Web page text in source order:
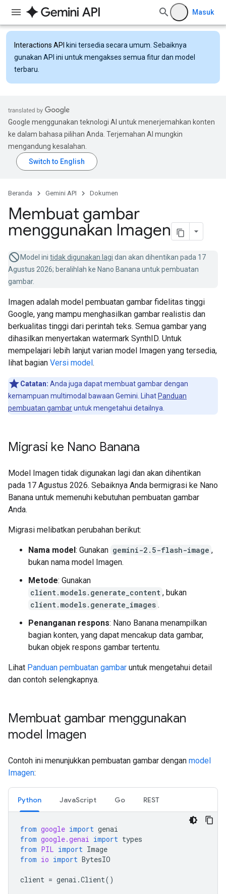
Masuk
Interactions API kini tersedia secara umum. Sebaiknya
gunakan API ini untuk mengakses semua fitur dan model
terbaru.
Google menggunakan teknologi AI untuk menerjemahkan konten
ke dalam bahasa pilihan Anda. Terjemahan AI mungkin
mengandung kesalahan.
Beranda Gemini API Dokumen
Membuat gambar
menggunakan Imagen
Model ini tidak digunakan lagi dan akan dihentikan pada 17
Agustus 2026; beralihlah ke Nano Banana untuk pembuatan
gambar.
Imagen adalah model pembuatan gambar fidelitas tinggi
Google, yang mampu menghasilkan gambar realistis dan
berkualitas tinggi dari perintah teks. Semua gambar yang
dihasilkan menyertakan watermark SynthID. Untuk
mempelajari lebih lanjut varian model Imagen yang tersedia,
lihat bagian Versi model.
Catatan: Anda juga dapat membuat gambar dengan
kemampuan multimodal bawaan Gemini. Lihat Panduan
pembuatan gambaruntuk mengetahui detailnya.
Migrasi ke Nano Banana
Model Imagen tidak digunakan lagi dan akan dihentikan
pada 17 Agustus 2026. Sebaiknya Anda bermigrasi ke Nano
Banana untuk memenuhi kebutuhan pembuatan gambar
Anda.
Migrasi melibatkan perubahan berikut:
Nama model: Gunakan gemini-2.5-flash-image ,
bukan nama model Imagen.
Metode: Gunakan
client.models.generate_content , bukan
client.models.generate_images .
Penanganan respons: Nano Banana menampilkan
bagian konten, yang dapat mencakup data gambar,
bukan objek respons gambar tertentu.
Lihat Panduan pembuatan gambar untuk mengetahui detail
dan contoh selengkapnya.
Membuat gambar menggunakan
model Imagen
Contoh ini menunjukkan pembuatan gambar dengan model
Imagen:
Python JavaScript Go REST
from google import genai
from google.genai import types
from PIL import Image
from io import BytesIO
client = genai .Client()